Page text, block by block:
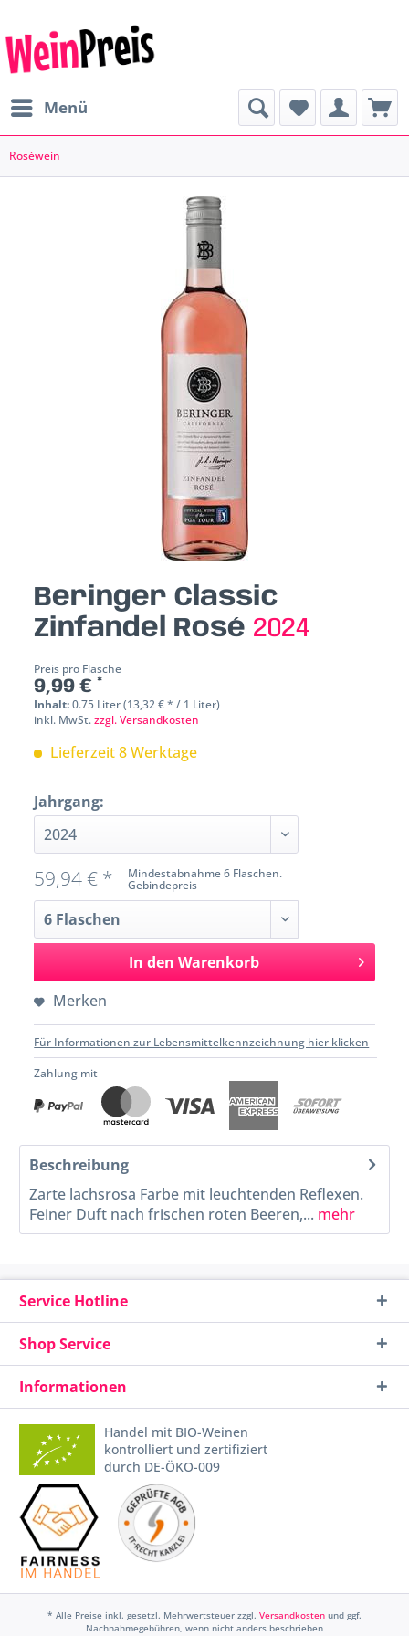
Menü
Roséwein
Beringer Classic
Zinfandel Rosé 2024
Preis pro Flasche
9,99 € *
Inhalt:0.75 Liter (13,32 € * / 1 Liter)
inkl. MwSt.zzgl. Versandkosten
Lieferzeit 8 Werktage
Jahrgang:
Mindestabnahme 6 Flaschen.
Gebindepreis
59,94 € *
In den Warenkorb
Merken
Für Informationen zur Lebensmittelkennzeichnung hier klicken
Zahlung mit
Beschreibung
Zarte lachsrosa Farbe mit leuchtenden Reflexen.
Feiner Duft nach frischen roten Beeren,... mehr
Service Hotline
Shop Service
Informationen
Handel mit BIO-Weinen
kontrolliert und zertifiziert
durch DE-ÖKO-009
* Alle Preise inkl. gesetzl. Mehrwertsteuer zzgl. Versandkosten und ggf.
Nachnahmegebühren, wenn nicht anders beschrieben